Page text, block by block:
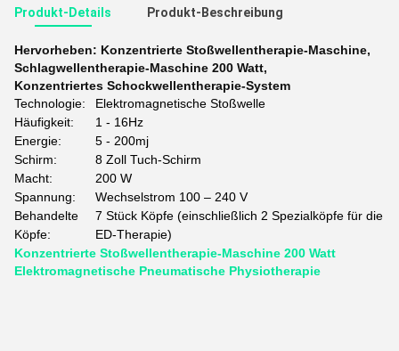
Produkt-Details Produkt-Beschreibung
Hervorheben: Konzentrierte Stoßwellentherapie-Maschine,
Schlagwellentherapie-Maschine 200 Watt,
Konzentriertes Schockwellentherapie-System
Technologie:
Elektromagnetische Stoßwelle
Häufigkeit:
1 - 16Hz
Energie:
5 - 200mj
Schirm:
8 Zoll Tuch-Schirm
Macht:
200 W
Spannung:
Wechselstrom 100 – 240 V
Behandelte
Köpfe:
7 Stück Köpfe (einschließlich 2 Spezialköpfe für die
ED-Therapie)
Konzentrierte Stoßwellentherapie-Maschine 200 Watt
Elektromagnetische Pneumatische Physiotherapie